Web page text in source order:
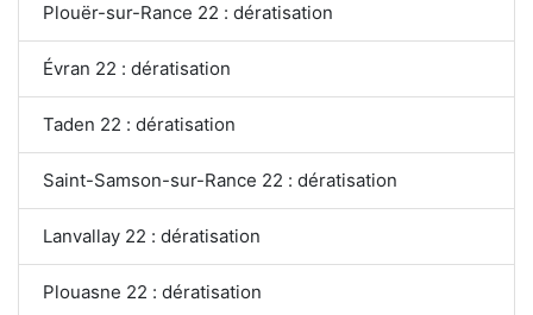
Plouër-sur-Rance 22 : dératisation
Évran 22 : dératisation
Taden 22 : dératisation
Saint-Samson-sur-Rance 22 : dératisation
Lanvallay 22 : dératisation
Plouasne 22 : dératisation